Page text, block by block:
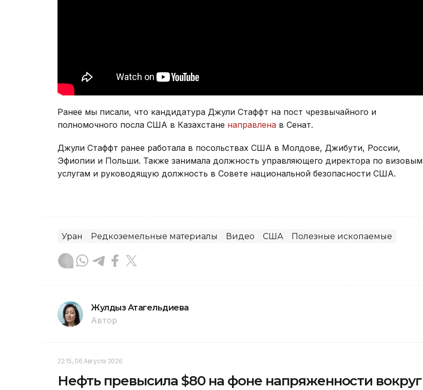
Ранее мы писали, что кандидатура Джули Стаффт на пост чрезвычайного и
полномочного посла США в Казахстане направлена в Сенат.
Джули Стаффт ранее работала в посольствах США в Молдове, Джибути, России,
Эфиопии и Польши. Также занимала должность управляющего директора по визовым
услугам и руководящую должность в Совете национальной безопасности США.
Уран Редкоземельные материалы Видео США Полезные ископаемые
Жулдыз Атагельдиева
Автор
22:15, 06 Августа 2026
Нефть превысила $80 на фоне напряженности вокруг